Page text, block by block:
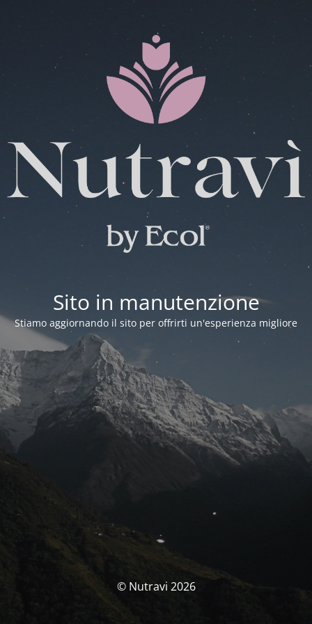
Sito in manutenzione
Stiamo aggiornando il sito per offrirti un'esperienza migliore
© Nutravi 2026